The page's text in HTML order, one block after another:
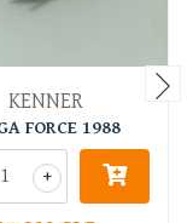
KENNER
FORCE 1988
+